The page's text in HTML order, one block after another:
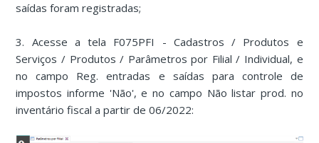
saídas foram registradas;
3. Acesse a tela F075PFI - Cadastros / Produtos e
Serviços / Produtos / Parâmetros por Filial / Individual, e
no campo Reg. entradas e saídas para controle de
impostos informe 'Não', e no campo Não listar prod. no
inventário fiscal a partir de 06/2022: